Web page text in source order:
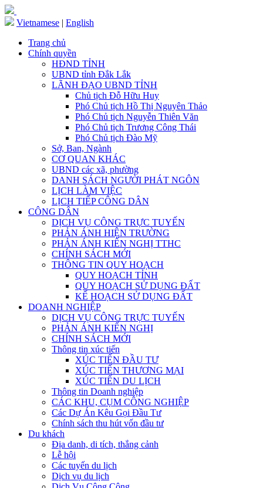
Vietnamese | English
Trang chủ
Chính quyền
HĐND TỈNH
UBND tỉnh Đắk Lắk
LÃNH ĐẠO UBND TỈNH
Chủ tịch Đỗ Hữu Huy
Phó Chủ tịch Hồ Thị Nguyên Thảo
Phó Chủ tịch Nguyễn Thiên Văn
Phó Chủ tịch Trương Công Thái
Phó Chủ tịch Đào Mỹ
Sở, Ban, Ngành
CƠ QUAN KHÁC
UBND các xã, phường
DANH SÁCH NGƯỜI PHÁT NGÔN
LỊCH LÀM VIỆC
LỊCH TIẾP CÔNG DÂN
CÔNG DÂN
DỊCH VỤ CÔNG TRỰC TUYẾN
PHẢN ÁNH HIỆN TRƯỜNG
PHẢN ÁNH KIẾN NGHỊ TTHC
CHÍNH SÁCH MỚI
THÔNG TIN QUY HOẠCH
QUY HOẠCH TỈNH
QUY HOẠCH SỬ DỤNG ĐẤT
KẾ HOẠCH SỬ DỤNG ĐẤT
DOANH NGHIỆP
DỊCH VỤ CÔNG TRỰC TUYẾN
PHẢN ÁNH KIẾN NGHỊ
CHÍNH SÁCH MỚI
Thông tin xúc tiến
XÚC TIẾN ĐẦU TƯ
XÚC TIẾN THƯƠNG MẠI
XÚC TIẾN DU LỊCH
Thông tin Doanh nghiệp
CÁC KHU, CỤM CÔNG NGHIỆP
Các Dự Án Kêu Gọi Đầu Tư
Chính sách thu hút vốn đầu tư
Du khách
Địa danh, di tích, thắng cảnh
Lễ hội
Các tuyến du lịch
Dịch vụ du lịch